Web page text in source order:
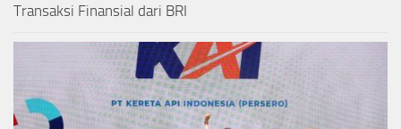
Transaksi Finansial dari BRI